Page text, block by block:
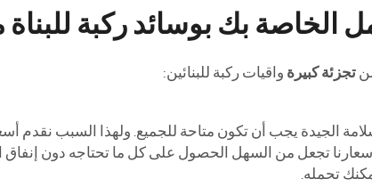
بك بوسائد ركبة للبناة
تجزئة كبيرة واقيات ركبة للبنائين:
الجيدة يجب أن تكون متاحة للجميع. ولهذا السبب نقدم
تجعل من السهل الحصول على كل ما تحتاجه دون
تحمله.